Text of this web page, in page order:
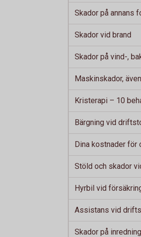
Skador på annans
Skador vid brand
Skador på vind-,
Maskinskador,
Kristerapi – 10
Bärgning vid
Dina kostnader för
Stöld och skador
Hyrbil vid
Assistans vid
Skador på